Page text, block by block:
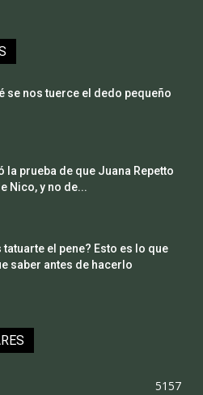
se nos tuerce el dedo pequeño
la prueba de que Juana Repetto
Nico, y no de...
tatuarte el pene? Esto es lo que
saber antes de hacerlo
5157